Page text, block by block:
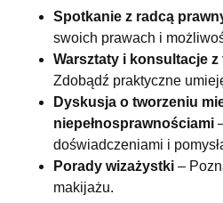
Spotkanie z radcą
swoich prawach i
Warsztaty i konsultacje z
Zdobądź praktyczne
Dyskusja o tworzeniu
niepełnosprawnościami
doświadczeniami i
Porady wizażystki –
makijażu.